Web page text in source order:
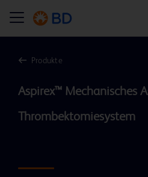
Produkte
Aspirex™ Mechanisches
Thrombektomiesystem